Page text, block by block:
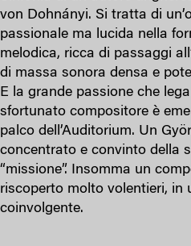
von Dohnányi. Si tratta di
passionale ma lucida nella
melodica, ricca di passaggi
di massa sonora densa e
E la grande passione che
sfortunato compositore è
palco dell’Auditorium. Un
concentrato e convinto della
“missione”. Insomma un
riscoperto molto volentieri, in
coinvolgente.